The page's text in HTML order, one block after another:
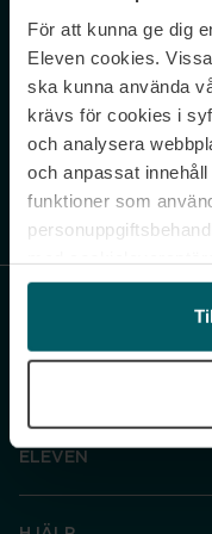
För att kunna ge dig
Eleven cookies.
ska kunna använda
krävs för cookies i
och analysera
och anpassat
funktioner som
och gå vidare”
under ”Inställningar”
cookies. Du kan
Never miss
Sign up to
Genom att prenumerera
ELEVEN